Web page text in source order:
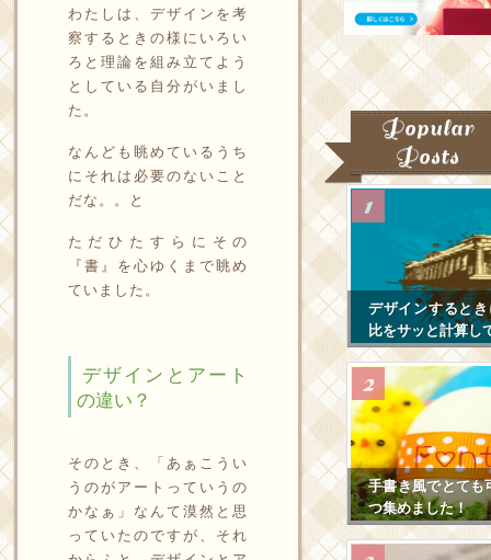
わたしは、デザインを考
察するときの様にいろい
ろと理論を組み立てよう
としている自分がいまし
た。
なんども眺めているうち
にそれは必要のないこと
だな。。と
ただひたすらにその
『書』を心ゆくまで眺め
ていました。
デザインとアート
の違い？
そのとき、「あぁこうい
うのがアートっていうの
かなぁ」なんて漠然と思
っていたのですが、それ
Popular
Posts
デザインすると
比をサッと計算し
手書き風でとても
つ集めました！